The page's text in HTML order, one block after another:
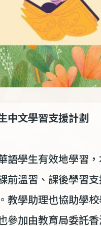
中文學習支援計劃
語學生有效地學習
前溫習、課後學習
教學助理也協助學
參加由教育局委託